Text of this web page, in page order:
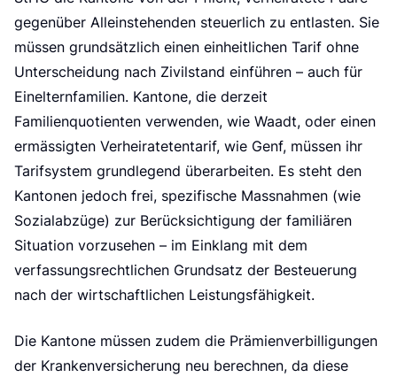
gegenüber Alleinstehenden steuerlich zu entlasten. Sie
müssen grundsätzlich einen einheitlichen Tarif ohne
Unterscheidung nach Zivilstand einführen – auch für
Einelternfamilien. Kantone, die derzeit
Familienquotienten verwenden, wie Waadt, oder einen
ermässigten Verheiratetentarif, wie Genf, müssen ihr
Tarifsystem grundlegend überarbeiten. Es steht den
Kantonen jedoch frei, spezifische Massnahmen (wie
Sozialabzüge) zur Berücksichtigung der familiären
Situation vorzusehen – im Einklang mit dem
verfassungsrechtlichen Grundsatz der Besteuerung
nach der wirtschaftlichen Leistungsfähigkeit.
Die Kantone müssen zudem die Prämienverbilligungen
der Krankenversicherung neu berechnen, da diese